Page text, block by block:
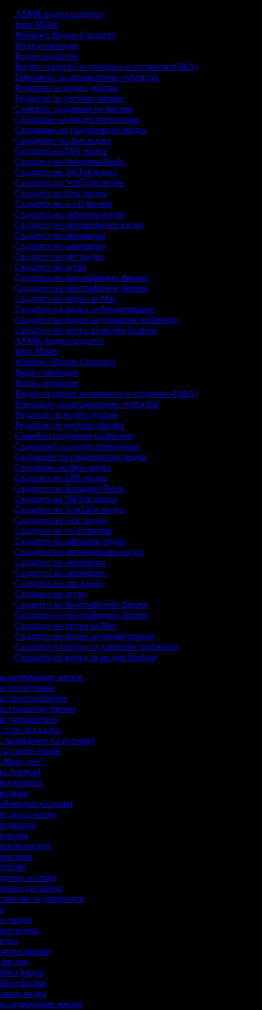
ASMR видео създател
Intro Maker
Windows Видео Създател
Видео преводач
Видео редактор
Видео създател за въпроси и отговори (Q&A)
Генератор за автоматични субтитри
Редактор за видео дублаж
Редактор за уестърн филми
Семейно създаване на филми
Създаване на видео препоръки
Създаване на градинарски видеа
Създаване на фен видеа
Създател на DIY видеа
Създател на Instagram Reels
Създател на TikTok видеа
Създател на YouTube видеа
Създател на lyric видеа
Създател на sci-fi филми
Създател на unboxing видеа
Създател на автомобилни видеа
Създател на анимации
Създател на анимации
Създател на арт видеа
Създател на аутро
Създател на биографични филми
Създател на биографични филми
Създател на видеа за Mac
Създател на видеа за бюджетиране
Създател на видеа за домашни любимци
Създател на видеа за модни haulове
ASMR видео създател
Intro Maker
Windows Видео Създател
Видео преводач
Видео редактор
Видео създател за въпроси и отговори (Q&A)
Генератор за автоматични субтитри
Редактор за видео дублаж
Редактор за уестърн филми
Семейно създаване на филми
Създаване на видео препоръки
Създаване на градинарски видеа
Създаване на фен видеа
Създател на DIY видеа
Създател на Instagram Reels
Създател на TikTok видеа
Създател на YouTube видеа
Създател на lyric видеа
Създател на sci-fi филми
Създател на unboxing видеа
Създател на автомобилни видеа
Създател на анимации
Създател на анимации
Създател на арт видеа
Създател на аутро
Създател на биографични филми
Създател на биографични филми
Създател на видеа за Mac
Създател на видеа за бюджетиране
Създател на видеа за домашни любимци
Създател на видеа за модни haulове
за недвижими имоти
почистване
произношение
социални мрежи
упражнения
глас зад кадър
разказване на истории
зелен екран
ден“
Android
обиколки на къщи
копие
за грим
по танци
за декорация
видеа
видеа
филми
филми
видеа
филми
видеа
за недвижими имоти